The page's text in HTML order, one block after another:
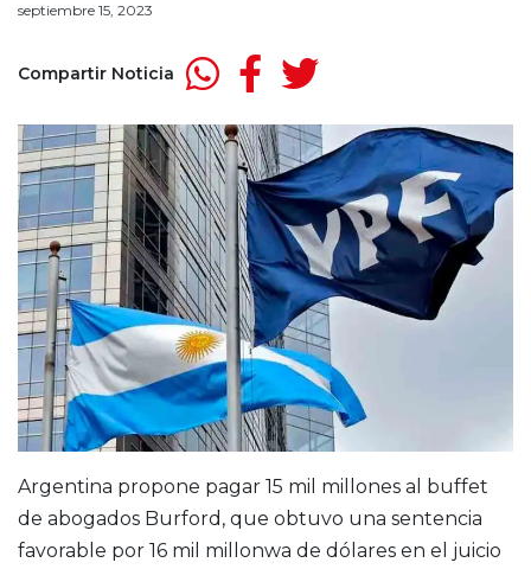
septiembre 15, 2023
Compartir Noticia
Argentina propone pagar 15 mil millones al buffet
de abogados Burford, que obtuvo una sentencia
favorable por 16 mil millonwa de dólares en el juicio